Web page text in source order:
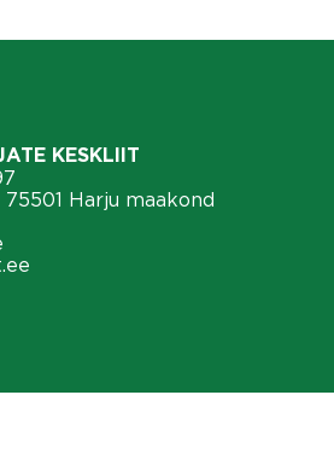
KESKLIIT
Harju maakond